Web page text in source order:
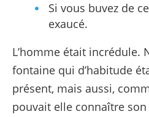
Si vous buvez de
exaucé.
L’homme était incrédule.
fontaine qui d’habitude
présent, mais aussi,
pouvait elle connaître